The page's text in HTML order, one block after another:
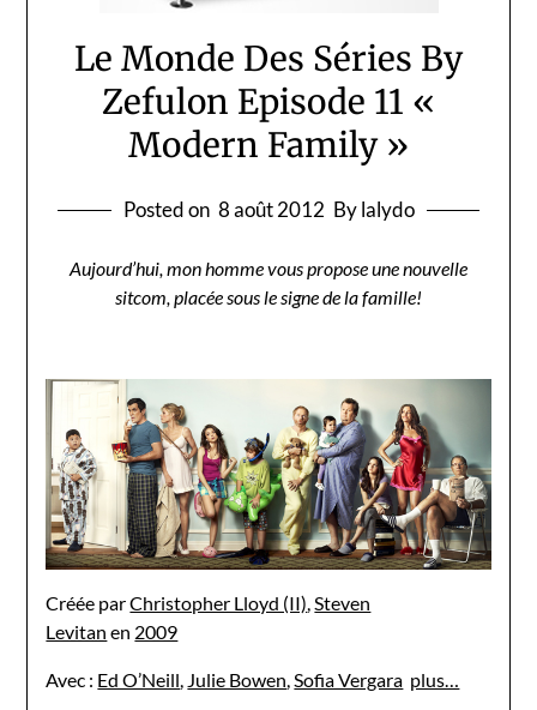
Le Monde Des Séries By
Zefulon Episode 11 «
Modern Family »
Posted on 8 août 2012 By lalydo
Aujourd’hui, mon homme vous propose une nouvelle
sitcom, placée sous le signe de la famille!
Créée parChristopher Lloyd (II),Steven
Levitan en 2009
Avec : Ed O’Neill, Julie Bowen,Sofia Vergara plus…